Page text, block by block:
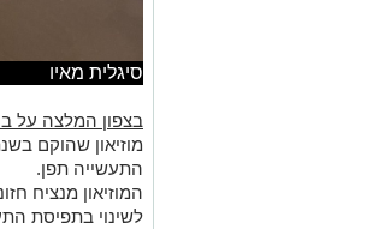
המוזיאון מנציח
לאומנות ומקיים
חולון – "עיר